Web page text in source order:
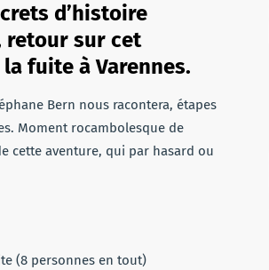
d’histoire
retour sur cet
fuite à Varennes.
Bern nous racontera, étapes
Moment rocambolesque de
cette aventure, qui par hasard ou
(8 personnes en tout)